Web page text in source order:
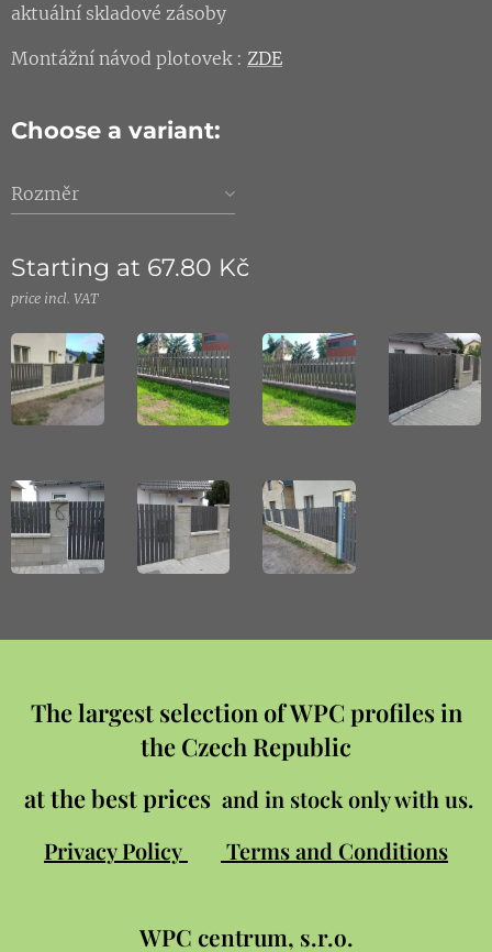
aktuální skladové zásoby
Montážní návod plotovek : ZDE
Choose a variant:
Rozměr
Starting at 67.80 Kč
price incl. VAT
The largest selection of WPC profiles in
the Czech Republic
at the best prices and in stock only with us.
Privacy Policy
Terms and Conditions
WPC centrum, s.r.o.